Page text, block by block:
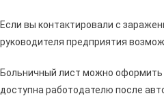
Если вы контактировали с
руководителя предприятия
Больничный лист можно оформить
доступна работодателю после